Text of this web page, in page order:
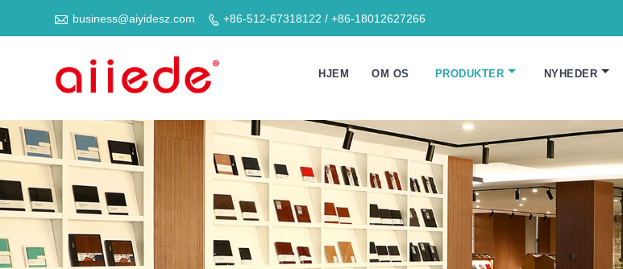
 business@aiyidesz.com  +86-512-67318122 / +86-18012627266
HJEM OM OS PRODUKTER NYHEDER